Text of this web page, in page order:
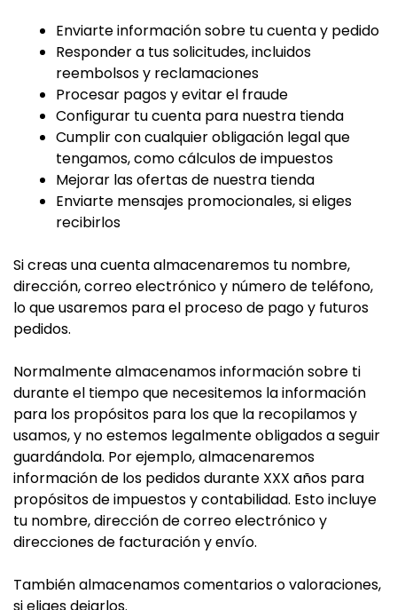
Enviarte información sobre tu cuenta y pedido
Responder a tus solicitudes, incluidos
reembolsos y reclamaciones
Procesar pagos y evitar el fraude
Configurar tu cuenta para nuestra tienda
Cumplir con cualquier obligación legal que
tengamos, como cálculos de impuestos
Mejorar las ofertas de nuestra tienda
Enviarte mensajes promocionales, si eliges
recibirlos
Si creas una cuenta almacenaremos tu nombre,
dirección, correo electrónico y número de teléfono,
lo que usaremos para el proceso de pago y futuros
pedidos.
Normalmente almacenamos información sobre ti
durante el tiempo que necesitemos la información
para los propósitos para los que la recopilamos y
usamos, y no estemos legalmente obligados a seguir
guardándola. Por ejemplo, almacenaremos
información de los pedidos durante XXX años para
propósitos de impuestos y contabilidad. Esto incluye
tu nombre, dirección de correo electrónico y
direcciones de facturación y envío.
También almacenamos comentarios o valoraciones,